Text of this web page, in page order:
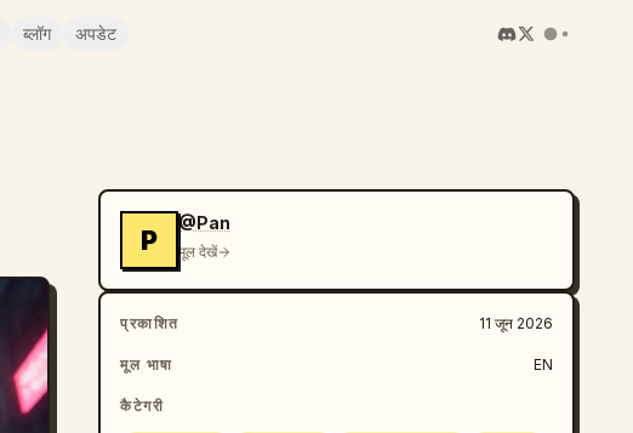
ब्लॉग अपडेट
P
@Pan
मूल देखें
प्रकाशित 11 जून 2026
मूल भाषा EN
कैटेगरी